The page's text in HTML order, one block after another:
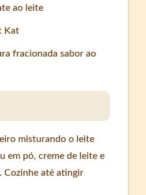
ao leite
Kat
fracionada sabor ao
misturando o leite
em pó, creme de leite e
Cozinhe até atingir